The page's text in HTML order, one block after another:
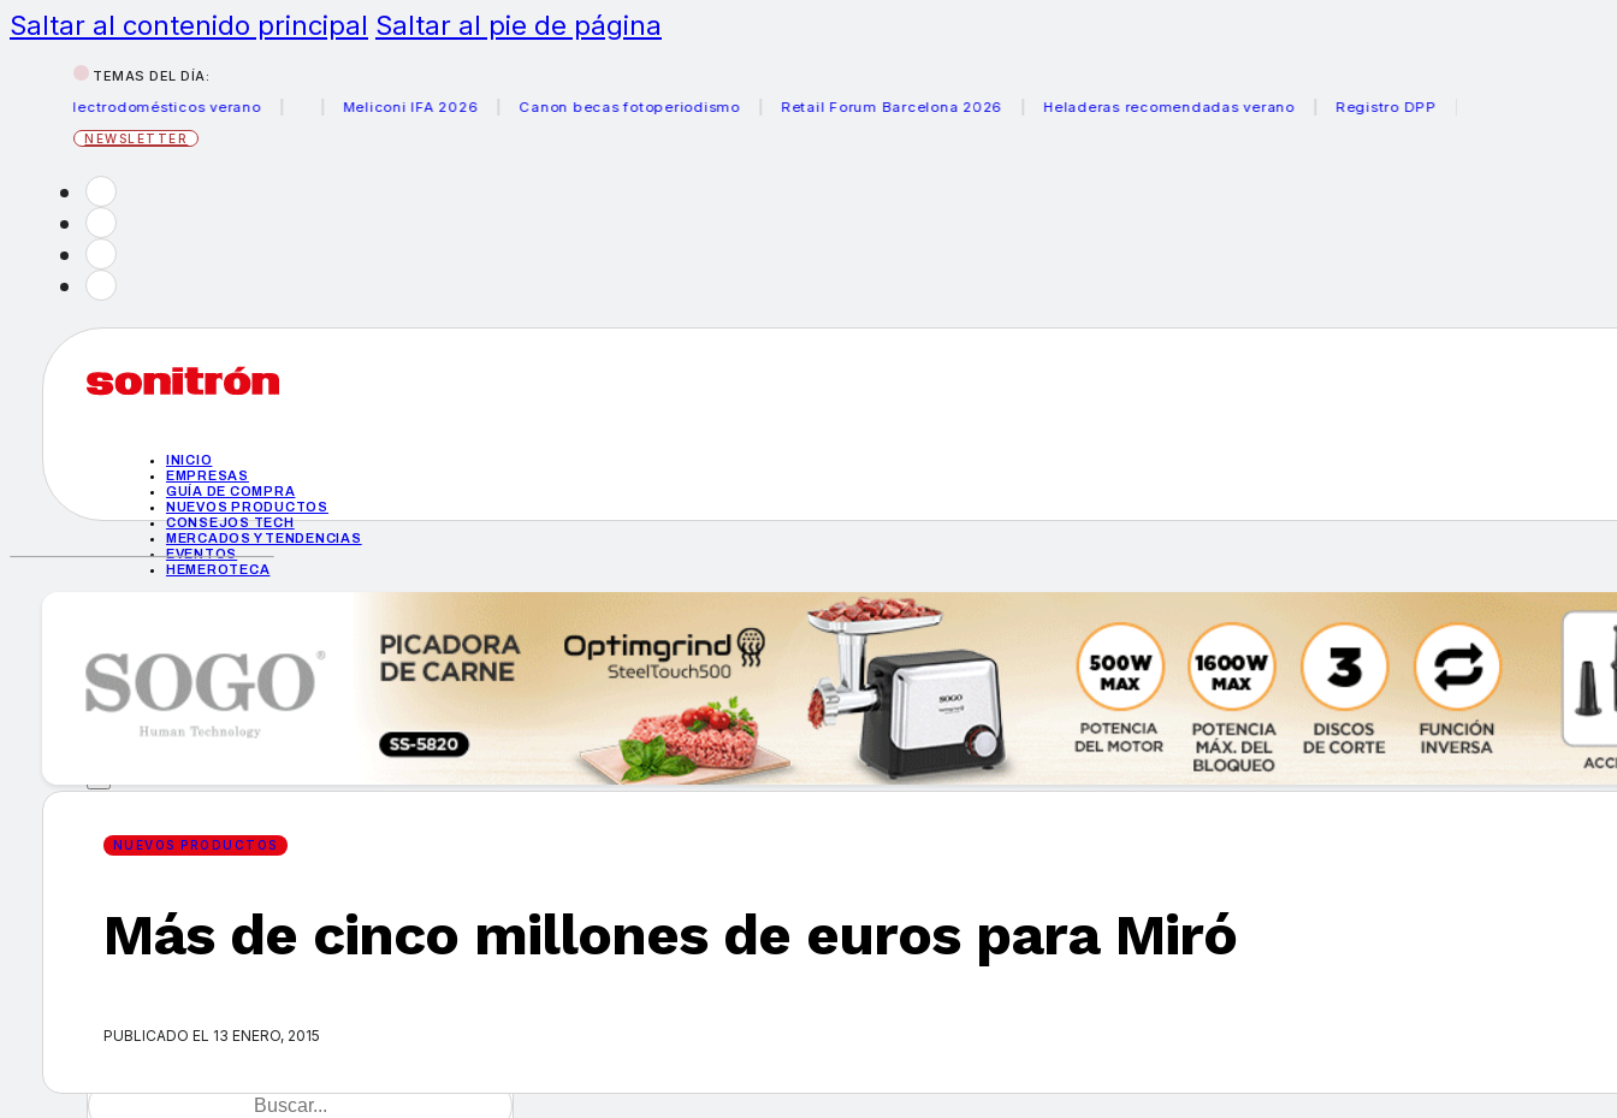
Saltar al contenido principal Saltar al pie de página
TEMAS DEL DÍA:
electrodomésticos verano
Meliconi IFA 2026 Canon becas fotoperiodismo Retail Forum Barcelona 2026 Heladeras recomendadas verano Registro DPP
NEWSLETTER
INICIO
EMPRESAS
GUÍA DE COMPRA
NUEVOS PRODUCTOS
CONSEJOS TECH
MERCADOS Y TENDENCIAS
EVENTOS
HEMEROTECA
GUÍA DE COMPRA
NUEVOS PRODUCTOS
CONSEJOS TECH
MERCADOS Y TENDENCIAS
HEMEROTECA
NUEVOS PRODUCTOS
Más de cinco millones de euros para Miró
PUBLICADO EL 13 ENERO, 2015